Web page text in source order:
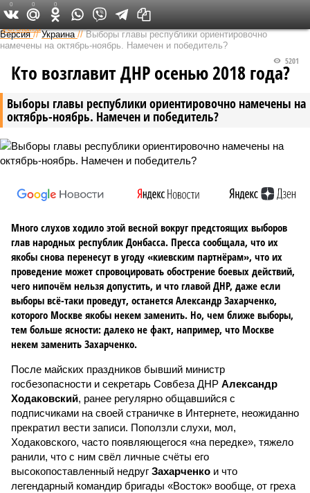
Федеральный выпуск
Версия //Украина //Выборы главы республики ориентировочно
намечены на октябрь-ноябрь. Намечен и победитель?
Выборы главы республики ориентировочно намечены на
октябрь-ноябрь. Намечен и победитель?
5201
Кто возглавит ДНР осенью 2018 года?
Много слухов ходило этой весной вокруг предстоящих выборов
глав народных республик Донбасса. Пресса сообщала, что их
якобы снова перенесут в угоду «киевским партнёрам», что их
проведение может спровоцировать обострение боевых действий,
чего нипочём нельзя допустить, и что главой ДНР, даже если
выборы всё-таки проведут, останется Александр Захарченко,
которого Москве якобы некем заменить. Но, чем ближе выборы,
тем больше ясности: далеко не факт, например, что Москве
некем заменить Захарченко.
После майских праздников бывший министр
госбезопасности и секретарь Совбеза ДНР Александр
Ходаковский, ранее регулярно общавшийся с
подписчиками на своей страничке в Интернете, неожиданно
прекратил вести записи. Поползли слухи, мол,
Ходаковского, часто появляющегося «на передке», тяжело
ранили, что с ним свёл личные счёты его
высокопоставленный недруг Захарченко и что
легендарный командир бригады «Восток» вообще, от греха
0 0 0